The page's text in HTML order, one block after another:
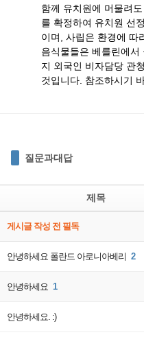
함께 유치원에 머물려
를 확정하여 유치원 선
이며, 사립은 환경에 따
음식물들은 베를린에서
지 외국인 비자담당 관
것입니다. 참조하시기
질문과대답
제목
게시글 작성 전 필독
안녕하세요 폴란드 아로니아베리 2
안녕하세요 1
안녕하세요. :)